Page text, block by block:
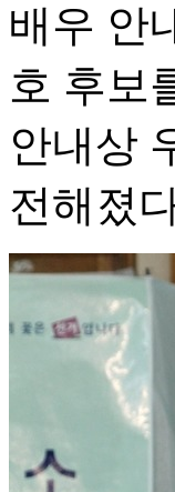
배우 안
호 후보
안내상
전해졌